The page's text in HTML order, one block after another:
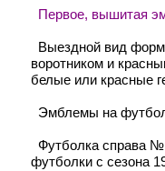
Первое, вышитая
Выездной вид
воротником и
белые или красные
Эмблемы на
Футболка справа №
футболки с сезона